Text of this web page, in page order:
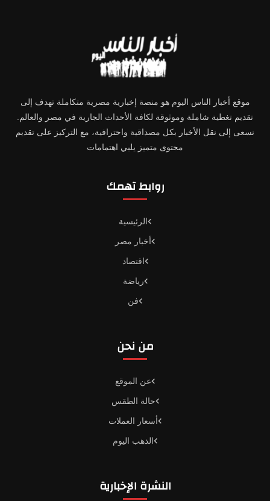
موقع أخبار الناس اليوم هو منصة إخبارية مصرية متكاملة تهدف إلى
تقديم تغطية شاملة وموثوقة لكافة الأحداث الجارية في مصر والعالم.
نسعى إلى نقل الأخبار بكل مصداقية واحترافية، مع التركيز على تقديم
محتوى متميز يلبي اهتمامات
روابط تهمك
الرئيسية
أخبار مصر
اقتصاد
رياضة
فن
من نحن
عن الموقع
حالة الطقس
أسعار العملات
الذهب اليوم
النشرة الإخبارية